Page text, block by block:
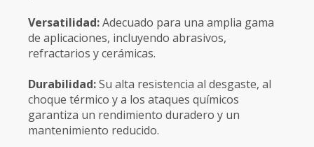
Versatilidad:Adecuado para una amplia gama
de aplicaciones, incluyendo abrasivos,
refractarios y cerámicas.
Durabilidad:Su alta resistencia al desgaste, al
choque térmico y a los ataques químicos
garantiza un rendimiento duradero y un
mantenimiento reducido.